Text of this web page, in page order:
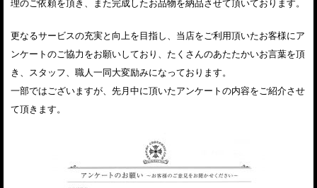
理のご依頼を頂き、また完成したお品物を納品させて頂いております。
更なるサービスの充実と向上を目指し、当店をご利用頂いたお客様にア
ンケートのご協力をお願いしており、たくさんのあたたかいお言葉を頂
き、スタッフ、職人一同大変励みになっております。
一部ではございますが、先月中に頂いたアンケートの内容をご紹介させ
て頂きます。